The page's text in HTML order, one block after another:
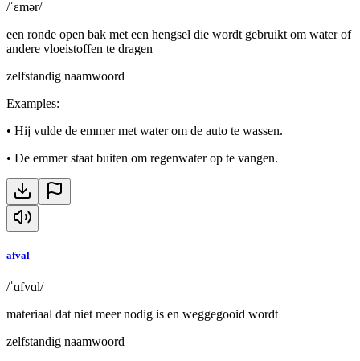
/ˈɛmər/
een ronde open bak met een hengsel die wordt gebruikt om water of
andere vloeistoffen te dragen
zelfstandig naamwoord
Examples:
• Hij vulde de emmer met water om de auto te wassen.
• De emmer staat buiten om regenwater op te vangen.
afval
/ˈɑfvɑl/
materiaal dat niet meer nodig is en weggegooid wordt
zelfstandig naamwoord